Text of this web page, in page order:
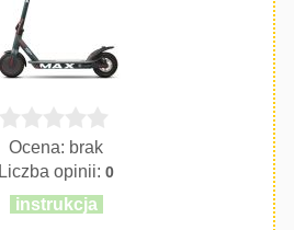
Ocena: brak
Liczba opinii:0
instrukcja